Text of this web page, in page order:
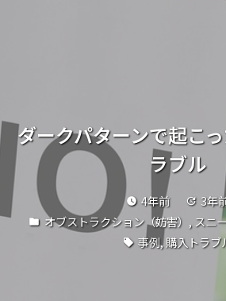
ダークパターンで起こ
ラブル
watch_later 4年前 update 3年
folder オブストラクション（妨害） ,スニ
local_offer 事例,購入トラブ